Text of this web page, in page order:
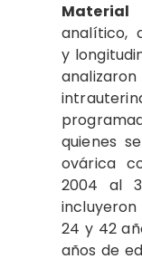
analítico,
y
quienes
ovárica
2004 al
24 y 42
años de